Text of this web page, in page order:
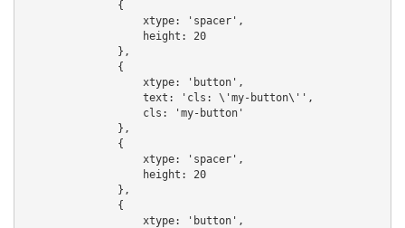
            {
                xtype: 'spacer',
                height: 20
            },
            {
                xtype: 'button',
                text: 'cls: \'my-button\'',
                cls: 'my-button'
            },
            {
                xtype: 'spacer',
                height: 20
            },
            {
                xtype: 'button',